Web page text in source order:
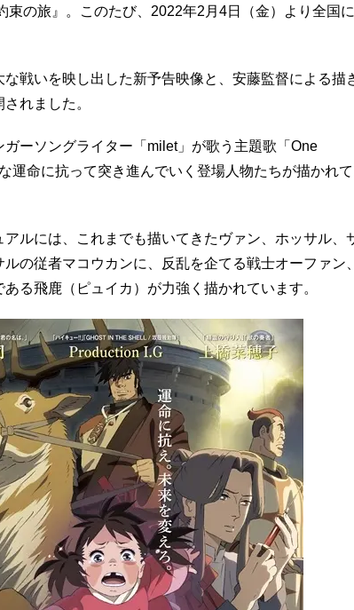
束の旅』。このたび、2022年2月4日（金）より全国
戦いを映し出した新予告映像と、安藤監督による描
れました。
ーソングライター「milet」が歌う主題歌「One
運命に抗って突き進んでいく登場人物たちが描かれ
ルには、これまでも描いてきたヴァン、ホッサル、
の従者マコウカンに、反乱を企てる戦士オーファン、
る飛鹿（ピュイカ）が力強く描かれています。